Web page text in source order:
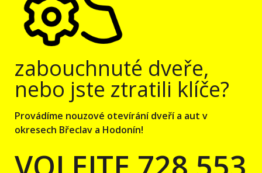
zabouchnuté dveře,
nebo jste ztratili klíče?
Provádíme nouzové otevírání dveří a aut v
okresech Břeclav a Hodonín!